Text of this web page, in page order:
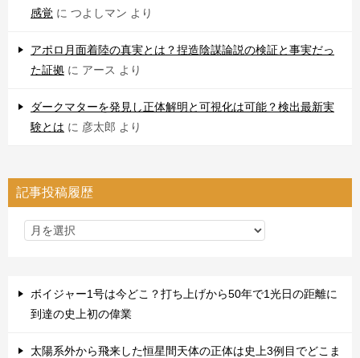
感覚 に つよしマン より
アポロ月面着陸の真実とは？捏造陰謀論説の検証と事実だっ
た証拠 に アース より
ダークマターを発見し正体解明と可視化は可能？検出最新実
験とは に 彦太郎 より
記事投稿履歴
ボイジャー1号は今どこ？打ち上げから50年で1光日の距離に
到達の史上初の偉業
太陽系外から飛来した恒星間天体の正体は史上3例目でどこま